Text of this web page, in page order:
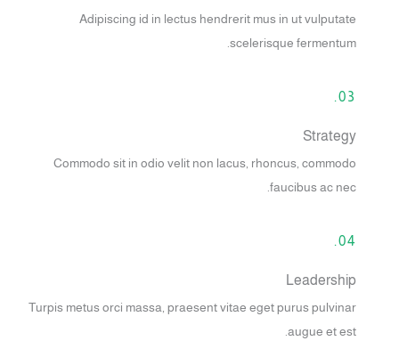
Adipiscing id in lectus hendrerit mus in ut vulputate
scelerisque fermentum.
03.
Strategy
Commodo sit in odio velit non lacus, rhoncus, commodo
faucibus ac nec.
04.
Leadership
Turpis metus orci massa, praesent vitae eget purus pulvinar
augue et est.